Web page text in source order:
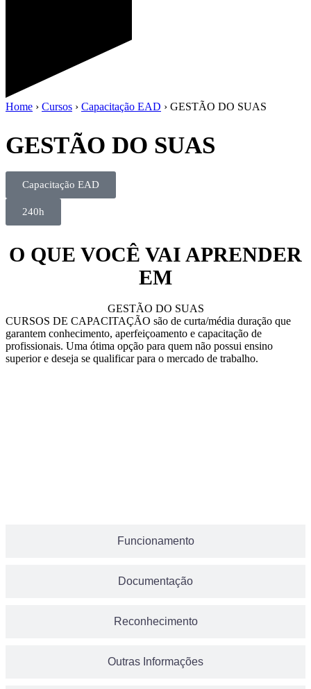
Home › Cursos › Capacitação EAD › GESTÃO DO SUAS
GESTÃO DO SUAS
Capacitação EAD
240h
O QUE VOCÊ VAI APRENDER
EM
GESTÃO DO SUAS
CURSOS DE CAPACITAÇÃO são de curta/média duração que
garantem conhecimento, aperfeiçoamento e capacitação de
profissionais. Uma ótima opção para quem não possui ensino
superior e deseja se qualificar para o mercado de trabalho.
Funcionamento
Documentação
Reconhecimento
Outras Informações